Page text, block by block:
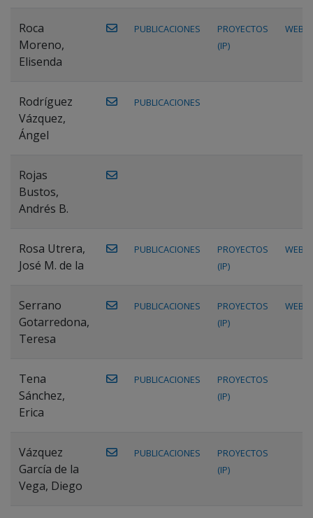
Roca
Moreno,
Elisenda
PUBLICACIONES
PROYECTOS
(IP)
WEB
Rodríguez
Vázquez,
Ángel
PUBLICACIONES
Rojas
Bustos,
Andrés B.
Rosa Utrera,
José M. de la
PUBLICACIONES
PROYECTOS
(IP)
WEB
Serrano
Gotarredona,
Teresa
PUBLICACIONES
PROYECTOS
(IP)
WEB
Tena
Sánchez,
Erica
PUBLICACIONES
PROYECTOS
(IP)
Vázquez
García de la
Vega, Diego
PUBLICACIONES
PROYECTOS
(IP)